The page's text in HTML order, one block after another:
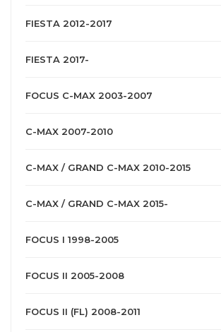
FIESTA 2012-2017
FIESTA 2017-
FOCUS C-MAX 2003-2007
C-MAX 2007-2010
C-MAX / GRAND C-MAX 2010-2015
C-MAX / GRAND C-MAX 2015-
FOCUS I 1998-2005
FOCUS II 2005-2008
FOCUS II (FL) 2008-2011